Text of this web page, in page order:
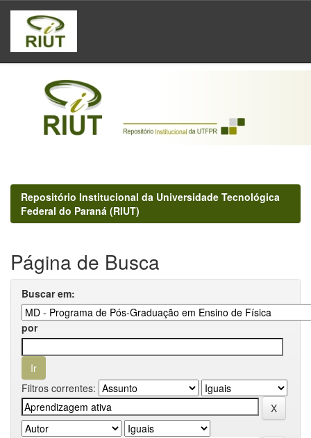
Skip
navigation
Repositório Institucional da Universidade Tecnológica
Federal do Paraná (RIUT)
Página de Busca
Buscar em:
por
Filtros correntes: